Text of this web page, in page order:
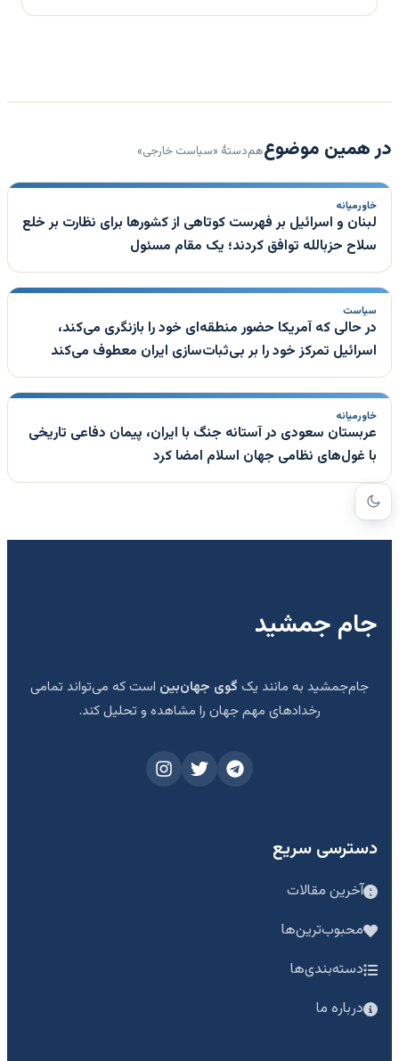
در همین موضوعهم‌دستهٔ «سیاست خارجی»
خاورمیانه
لبنان و اسرائیل بر فهرست کوتاهی از کشورها برای نظارت بر خلع
سلاح حزبالله توافق کردند؛ یک مقام مسئول
سیاست
در حالی که آمریکا حضور منطقه‌ای خود را بازنگری می‌کند،
اسرائیل تمرکز خود را بر بی‌ثبات‌سازی ایران معطوف می‌کند
خاورمیانه
عربستان سعودی در آستانه جنگ با ایران، پیمان دفاعی تاریخی
با غول‌های نظامی جهان اسلام امضا کرد
جام جمشید
جام‌جمشید به مانند یک گوی جهان‌بین است که می‌تواند تمامی
رخدادهای مهم جهان را مشاهده و تحلیل کند.
دسترسی سریع
آخرین مقالات
محبوب‌ترین‌ها
دسته‌بندی‌ها
درباره ما